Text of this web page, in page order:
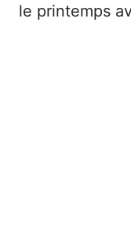
le printemps